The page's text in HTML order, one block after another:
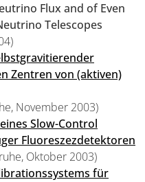
Flux and of Even
Telescopes
Zentren von (aktiven)
November 2003)
Slow-Control
Fluoreszezdetektoren
Oktober 2003)
für